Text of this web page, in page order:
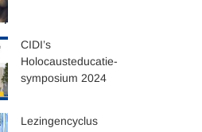
CIDI’s
Holocausteducatie-
symposium 2024
Lezingencyclus